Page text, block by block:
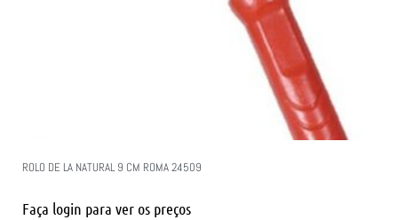
ROLO DE LA NATURAL 9 CM ROMA 24509
Faça login para ver os preços